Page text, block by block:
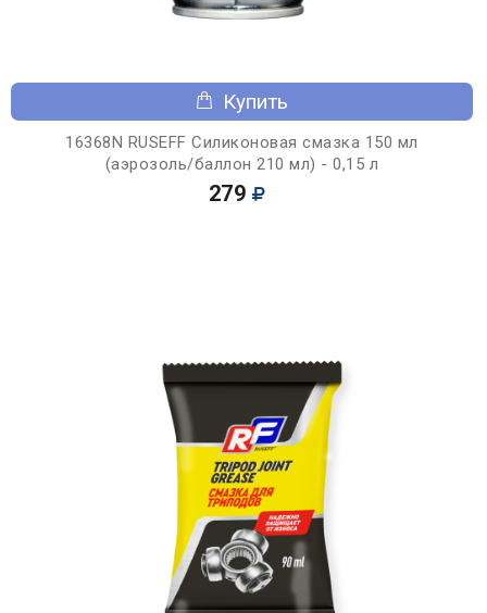
Купить
16368N RUSEFF Силиконовая смазка 150 мл
(аэрозоль/баллон 210 мл) - 0,15 л
279